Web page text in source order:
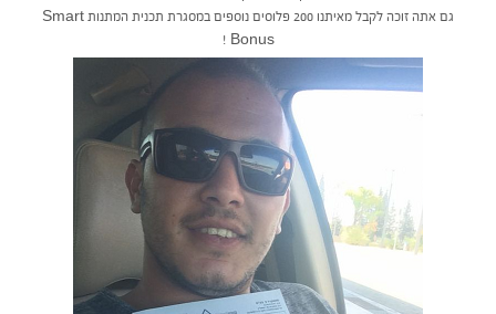
גם אתה זוכה לקבל מאיתנו 200 פלוסים נוספים במסגרת תכנית המתנות Smart
Bonus !